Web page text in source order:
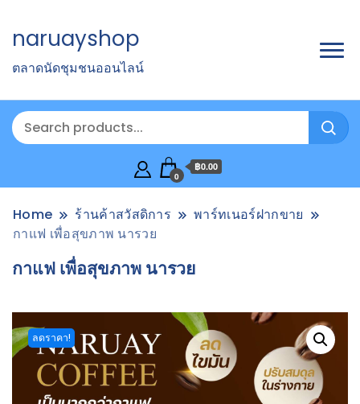
naruayshop
ตลาดนัดชุมชนออนไลน์
0
฿0.00
Home ร้านค้าสวัสดิการ
พาร์ทเนอร์ฝากขาย
กาแฟ เพื่อสุขภาพ นารวย
กาแฟ เพื่อสุขภาพ นารวย
ลดราคา!